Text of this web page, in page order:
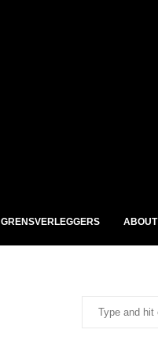
GRENSVERLEGGERS ABOUT